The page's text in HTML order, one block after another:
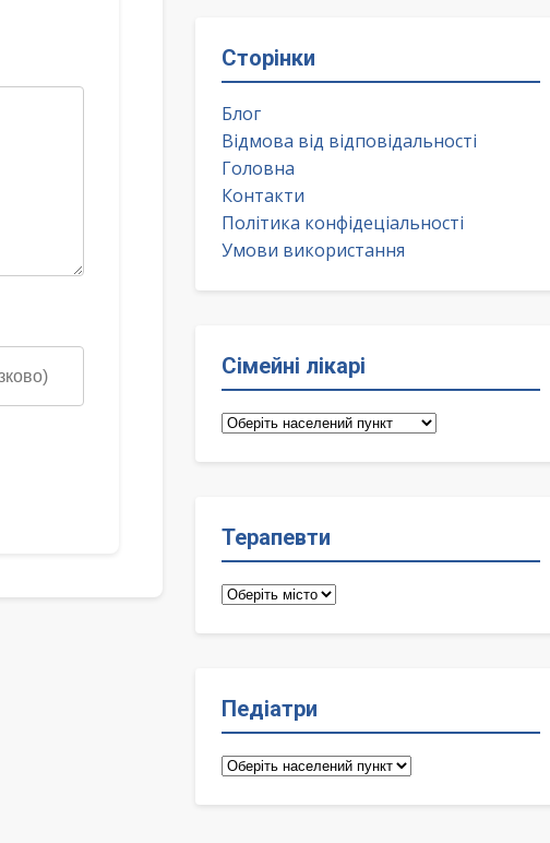
Сторінки
Блог
Відмова від відповідальності
Головна
Контакти
Політика конфідеціальності
Умови використання
Сімейні лікарі
Сімейні
Терапевти
Терапевти
Педіатри
Педіатри